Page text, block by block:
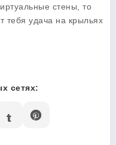
стены, то
тебя удача на крыльях
сетях: